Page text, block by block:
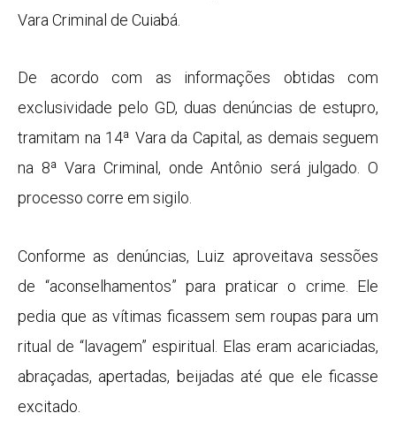
Vara Criminal de Cuiabá.
De acordo com as informações obtidas com
exclusividade pelo GD, duas denúncias de estupro,
tramitam na 14ª Vara da Capital, as demais seguem
na 8ª Vara Criminal, onde Antônio será julgado. O
processo corre em sigilo.
Conforme as denúncias, Luiz aproveitava sessões
de “aconselhamentos” para praticar o crime. Ele
pedia que as vítimas ficassem sem roupas para um
ritual de “lavagem” espiritual. Elas eram acariciadas,
abraçadas, apertadas, beijadas até que ele ficasse
excitado.